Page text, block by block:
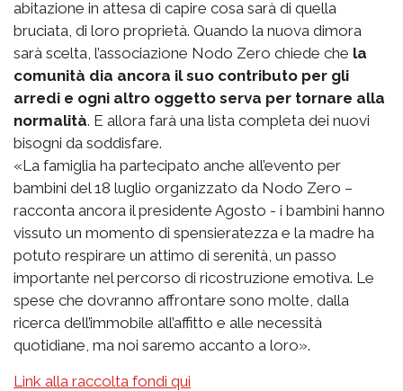
abitazione in attesa di capire cosa sarà di quella
bruciata, di loro proprietà. Quando la nuova dimora
sarà scelta, l’associazione Nodo Zero chiede che la
comunità dia ancora il suo contributo per gli
arredi e ogni altro oggetto serva per tornare alla
normalità. E allora farà una lista completa dei nuovi
bisogni da soddisfare.
«La famiglia ha partecipato anche all’evento per
bambini del 18 luglio organizzato da Nodo Zero –
racconta ancora il presidente Agosto - i bambini hanno
vissuto un momento di spensieratezza e la madre ha
potuto respirare un attimo di serenità, un passo
importante nel percorso di ricostruzione emotiva. Le
spese che dovranno affrontare sono molte, dalla
ricerca dell’immobile all’affitto e alle necessità
quotidiane, ma noi saremo accanto a loro».
Link alla raccolta fondi qui